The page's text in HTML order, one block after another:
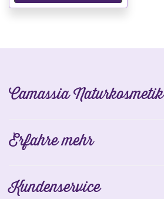
Camassia Naturkosmetik
Erfahre mehr
Kundenservice